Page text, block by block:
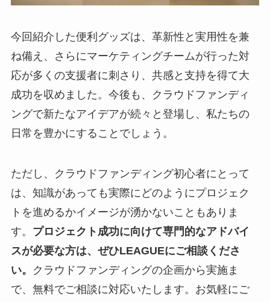
今回紹介した便利グッズは、革新性と実用性を兼
ね備え、さらにマーケティングチームが行った対
応が多くの支援者に刺さり、共感と支持を得て大
成功を収めました。今後も、クラウドファンディ
ングで新たなアイデアが続々と登場し、私たちの
日常を豊かにすることでしょう。
ただし、クラウドファンディング初心者にとって
は、知識があっても実際にどのようにプロジェク
トを進めるかイメージが湧かないこともありま
す。 プロジェクト成功に向けて専門的なアドバイ
スが必要な方は、ぜひLEAGUEにご相談くださ
い。
クラウドファンディングの企画から実施ま
で、無料でご相談に対応いたします。お気軽にご